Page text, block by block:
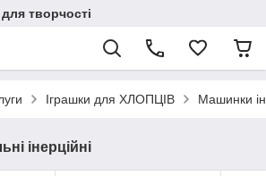
творчості
Іграшки для ХЛОПЦІВ Машинки
інерційні